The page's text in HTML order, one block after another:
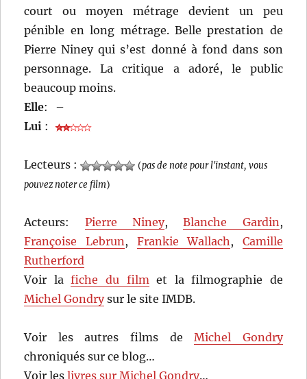
court ou moyen métrage devient un peu
pénible en long métrage. Belle prestation de
Pierre Niney qui s’est donné à fond dans son
personnage. La critique a adoré, le public
beaucoup moins.
Elle:
–
Lui :
Lecteurs : (pas de note pour l'instant, vous
pouvez noter ce film)
Acteurs: Pierre Niney,Blanche Gardin,
Françoise Lebrun, Frankie Wallach, Camille
Rutherford
Voir lafiche du filmet la filmographie de
Michel Gondrysur le site IMDB.
Voir les autres films deMichel Gondry
chroniqués sur ce blog…
Voir leslivres sur Michel Gondry…